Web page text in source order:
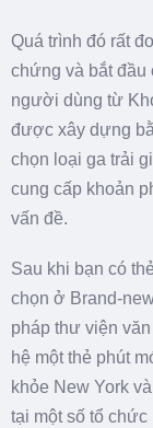
Quá trình đó rất
chứng và bắt đầu
người dùng từ
được xây dựng
chọn loại ga trải
cung cấp khoản
vấn đề.
Sau khi bạn có
chọn ở Brand-
pháp thư viện
hệ một thẻ phút
khỏe New York
tại một số tổ chức